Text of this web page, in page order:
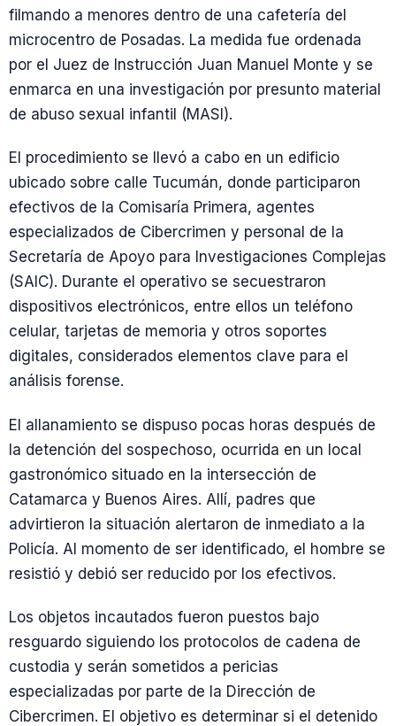
filmando a menores dentro de una cafetería del
microcentro de Posadas. La medida fue ordenada
por el Juez de Instrucción Juan Manuel Monte y se
enmarca en una investigación por presunto material
de abuso sexual infantil (MASI).
El procedimiento se llevó a cabo en un edificio
ubicado sobre calle Tucumán, donde participaron
efectivos de la Comisaría Primera, agentes
especializados de Cibercrimen y personal de la
Secretaría de Apoyo para Investigaciones Complejas
(SAIC). Durante el operativo se secuestraron
dispositivos electrónicos, entre ellos un teléfono
celular, tarjetas de memoria y otros soportes
digitales, considerados elementos clave para el
análisis forense.
El allanamiento se dispuso pocas horas después de
la detención del sospechoso, ocurrida en un local
gastronómico situado en la intersección de
Catamarca y Buenos Aires. Allí, padres que
advirtieron la situación alertaron de inmediato a la
Policía. Al momento de ser identificado, el hombre se
resistió y debió ser reducido por los efectivos.
Los objetos incautados fueron puestos bajo
resguardo siguiendo los protocolos de cadena de
custodia y serán sometidos a pericias
especializadas por parte de la Dirección de
Cibercrimen. El objetivo es determinar si el detenido